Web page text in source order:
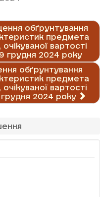
обґрунтування
предмета
вартості
грудня 2024 року
обґрунтування
предмета
вартості
грудня 2024 року